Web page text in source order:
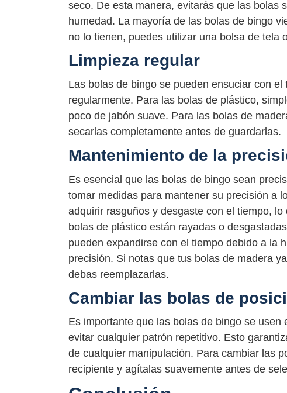
seco. De esta manera, evitarás que las bolas
humedad. La mayoría de las bolas de bingo
no lo tienen, puedes utilizar una bolsa de tela
Limpieza regular
Las bolas de bingo se pueden ensuciar con
regularmente. Para las bolas de plástico,
poco de jabón suave. Para las bolas de
secarlas completamente antes de guardarlas.
Mantenimiento de la
Es esencial que las bolas de bingo sean
tomar medidas para mantener su precisión a
adquirir rasguños y desgaste con el tiempo,
bolas de plástico están rayadas o
pueden expandirse con el tiempo debido a la
precisión. Si notas que tus bolas de madera
debas reemplazarlas.
Cambiar las bolas de
Es importante que las bolas de bingo se
evitar cualquier patrón repetitivo. Esto
de cualquier manipulación. Para cambiar las
recipiente y agítalas suavemente antes de